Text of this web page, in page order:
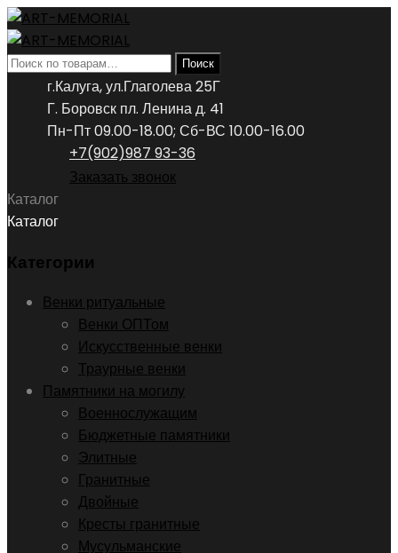
Искать: Поиск
г.Калуга, ул.Глаголева 25Г
Г. Боровск пл. Ленина д. 41
Пн-Пт 09.00-18.00; Сб-ВС 10.00-16.00
+7(902)987 93-36
Заказать звонок
Каталог
Каталог
Категории
Венки ритуальные
Венки ОПТом
Искусственные венки
Траурные венки
Памятники на могилу
Военнослужащим
Бюджетные памятники
Элитные
Гранитные
Двойные
Кресты гранитные
Мусульманские